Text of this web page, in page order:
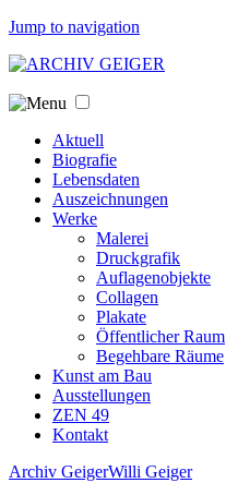
Jump to navigation
Aktuell
Biografie
Lebensdaten
Auszeichnungen
Werke
Malerei
Druckgrafik
Auflagenobjekte
Collagen
Plakate
Öffentlicher Raum
Begehbare Räume
Kunst am Bau
Ausstellungen
ZEN 49
Kontakt
Archiv GeigerWilli Geiger